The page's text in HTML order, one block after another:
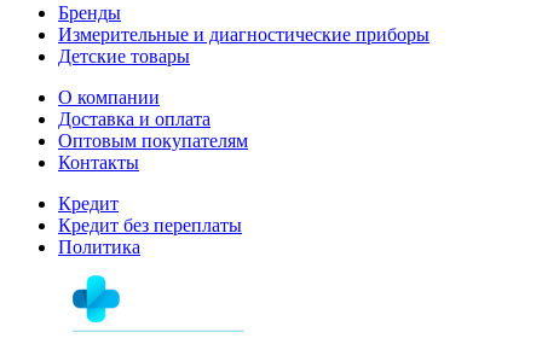
Бренды
Измерительные и диагностические приборы
Детские товары
О компании
Доставка и оплата
Оптовым покупателям
Контакты
Кредит
Кредит без переплаты
Политика